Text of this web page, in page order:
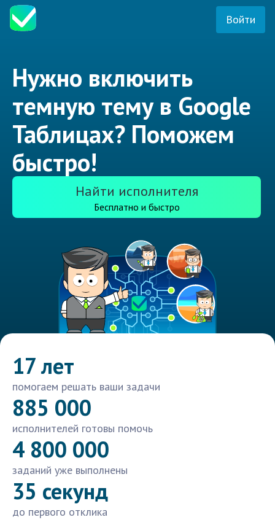
Войти
Нужно включить
темную тему в Google
Таблицах? Поможем
быстро!
Найти исполнителя
Бесплатно и быстро
17 лет
помогаем решать ваши задачи
885 000
исполнителей готовы помочь
4 800 000
заданий уже выполнены
35 секунд
до первого отклика